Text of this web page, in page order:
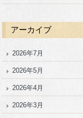
アーカイブ
2026年7月
2026年5月
2026年4月
2026年3月